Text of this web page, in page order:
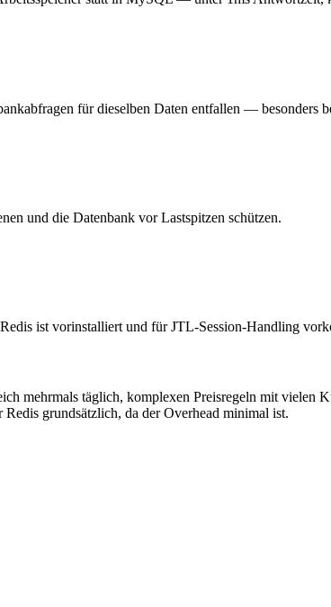
für dieselben Daten entfallen — besonders
und die Datenbank vor Lastspitzen schützen.
ist vorinstalliert und für JTL-Session-Handling
mehrmals täglich, komplexen Preisregeln mit vielen
grundsätzlich, da der Overhead minimal ist.